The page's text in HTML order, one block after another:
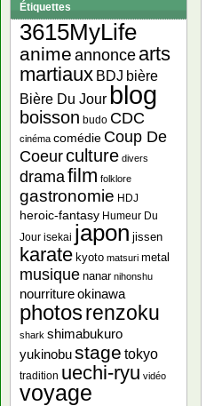
Étiquettes
3615MyLife
anime annonce arts
martiaux BDJ bière
Bière Du Jour blog
boisson budo CDC
cinéma comédie Coup De
Coeurculture divers
dramafilm folklore
gastronomie HDJ
heroic-fantasy Humeur Du
Jour isekai japon jissen
karate kyoto matsuri metal
musique nanar nihonshu
nourritureokinawa
photosrenzoku
shark shimabukuro
yukinobustage tokyo
tradition uechi-ryu vidéo
voyage